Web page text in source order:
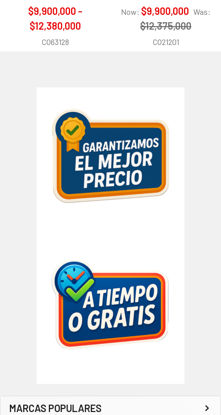
MARCAS POPULARES
$9,900,000 -
$12,380,000
CO63128
Now: $9,900,000 Was:
$12,375,000
CO21201